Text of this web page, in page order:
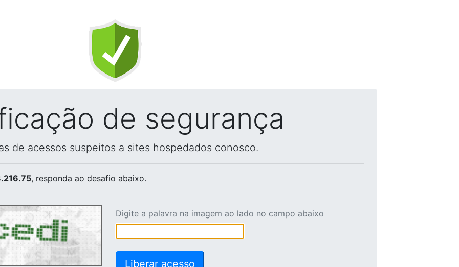
de segurança
de acessos suspeitos a sites hospedados conosco.
, responda ao desafio abaixo.
Digite a palavra na imagem ao lado no campo abaixo